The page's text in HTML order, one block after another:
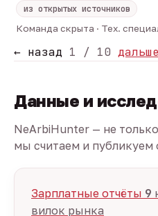
из открытых источников
Команда скрыта · Тех.
← назад 1 / 10
Данные и
NeArbiHunter — не
мы считаем и публикуем
Зарплатные отчёты 9
вилок рынка